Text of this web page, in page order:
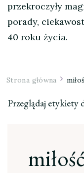
przekroczyły
porady,
40 roku życia.
Strona główna
Przeglądaj etykiety